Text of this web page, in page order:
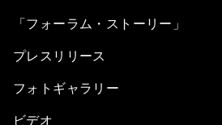
「フォーラム・ストーリー」
プレスリリース
フォトギャラリー
ビデオ